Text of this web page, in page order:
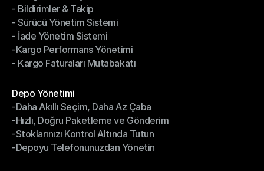
- Kargo Otomasyonu
- Bildirimler & Takip
- Bildirimler & Takip
- Sürücü Yönetim Sistemi
- Sürücü Yönetim Sistemi
- İade Yönetim Sistemi
- İade Yönetim Sistemi
-Kargo Performans Yönetimi
-Kargo Performans Yönetimi
- Kargo Faturaları Mutabakatı
Depo Yönetimi
Depo Yönetimi
-Daha Akıllı Seçim, Daha Az Çaba
-Daha Akıllı Seçim, Daha Az Çaba
-Hızlı, Doğru Paketleme ve Gönderim
-Hızlı, Doğru Paketleme ve Gönderim
-Stoklarınızı Kontrol Altında Tutun
-Stoklarınızı Kontrol Altında Tutun
-Depoyu Telefonunuzdan Yönetin